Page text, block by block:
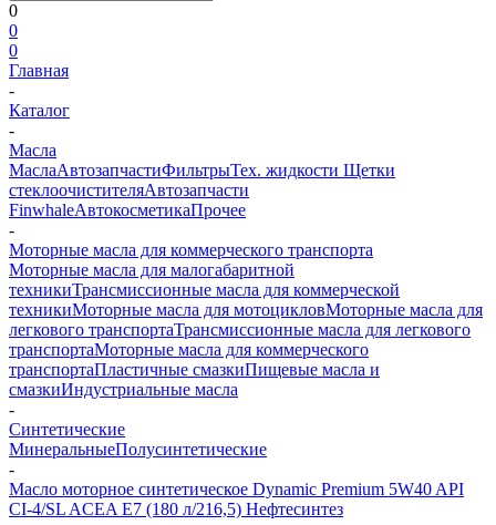
0
0
0
Главная
-
Каталог
-
Масла
МаслаАвтозапчастиФильтрыТех. жидкости Щетки
стеклоочистителяАвтозапчасти
FinwhaleАвтокосметикаПрочее
-
Моторные масла для коммерческого транспорта
Моторные масла для малогабаритной
техникиТрансмиссионные масла для коммерческой
техникиМоторные масла для мотоцикловМоторные масла для
легкового транспортаТрансмиссионные масла для легкового
транспортаМоторные масла для коммерческого
транспортаПластичные смазкиПищевые масла и
смазкиИндустриальные масла
-
Синтетические
МинеральныеПолусинтетические
-
Масло моторное синтетическое Dynamic Premium 5W40 API
CI-4/SL ACEA E7 (180 л/216,5) Нефтесинтез